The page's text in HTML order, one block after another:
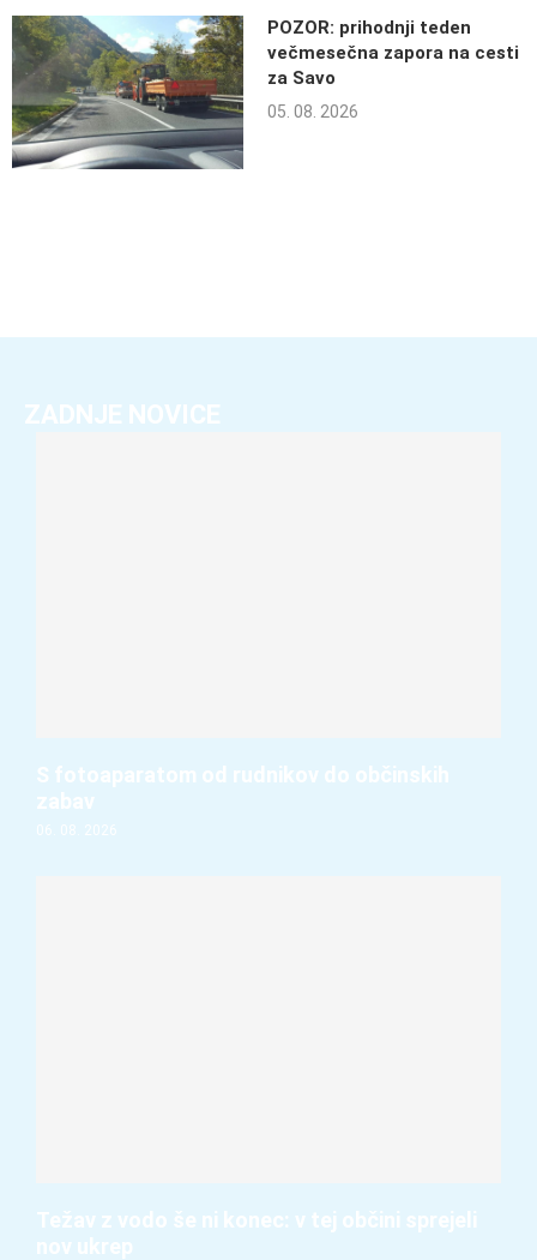
POZOR: prihodnji teden
večmesečna zapora na cesti
za Savo
05. 08. 2026
ZADNJE NOVICE
S fotoaparatom od rudnikov do občinskih
zabav
06. 08. 2026
Težav z vodo še ni konec: v tej občini sprejeli
nov ukrep